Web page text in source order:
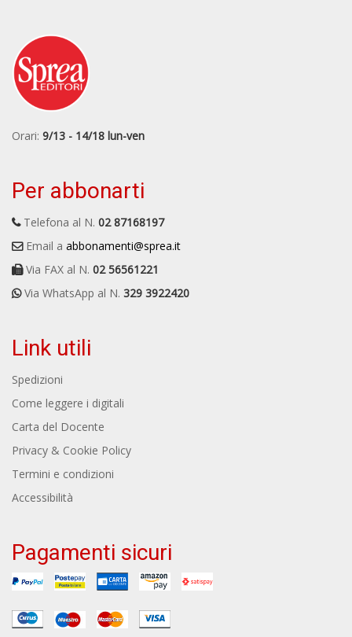
Orari: 9/13 - 14/18 lun-ven
Per abbonarti
Telefona al N. 02 87168197
Email a abbonamenti@sprea.it
Via FAX al N. 02 56561221
Via WhatsApp al N. 329 3922420
Link utili
Spedizioni
Come leggere i digitali
Carta del Docente
Privacy & Cookie Policy
Termini e condizioni
Accessibilità
Pagamenti sicuri